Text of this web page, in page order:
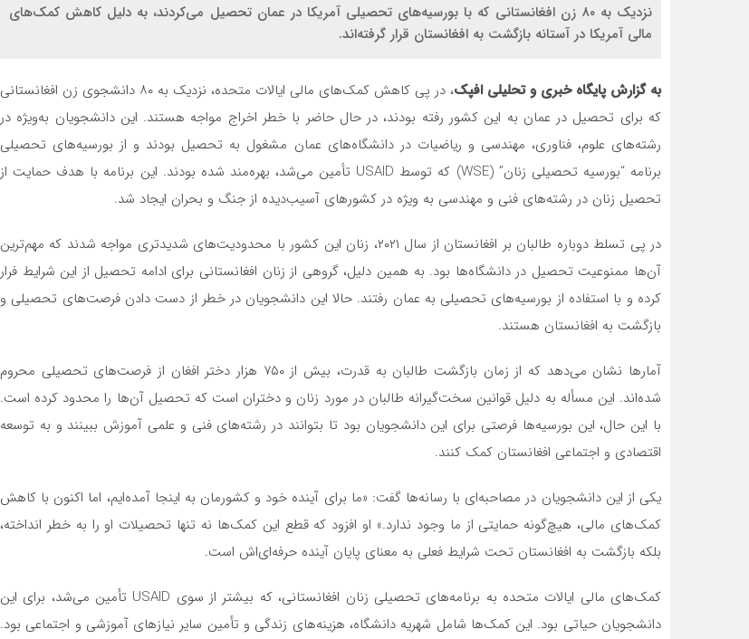
نزدیک به ۸۰ زن افغانستانی که با بورسیه‌های تحصیلی آمریکا در عمان تحصیل می‌کردند، به دلیل کاهش کمک‌های
مالی آمریکا در آستانه بازگشت به افغانستان قرار گرفته‌اند.
به گزارش پایگاه خبری و تحلیلی افپک
، در پی کاهش کمک‌های مالی ایالات متحده، نزدیک به ۸۰ دانشجوی زن افغانستانی
که برای تحصیل در عمان به این کشور رفته بودند، در حال حاضر با خطر اخراج مواجه هستند. این دانشجویان به‌ویژه در
رشته‌های علوم، فناوری، مهندسی و ریاضیات در دانشگاه‌های عمان مشغول به تحصیل بودند و از بورسیه‌های تحصیلی
برنامه “بورسیه تحصیلی زنان” (WSE) که توسط USAID تأمین می‌شد، بهره‌مند شده بودند. این برنامه با هدف حمایت از
تحصیل زنان در رشته‌های فنی و مهندسی به ویژه در کشورهای آسیب‌دیده از جنگ و بحران ایجاد شد.
در پی تسلط دوباره طالبان بر افغانستان از سال ۲۰۲۱، زنان این کشور با محدودیت‌های شدیدتری مواجه شدند که مهم‌ترین
آن‌ها ممنوعیت تحصیل در دانشگاه‌ها بود. به همین دلیل، گروهی از زنان افغانستانی برای ادامه تحصیل از این شرایط فرار
کرده و با استفاده از بورسیه‌های تحصیلی به عمان رفتند. حالا این دانشجویان در خطر از دست دادن فرصت‌های تحصیلی و
بازگشت به افغانستان هستند.
آمارها نشان می‌دهد که از زمان بازگشت طالبان به قدرت، بیش از ۷۵۰ هزار دختر افغان از فرصت‌های تحصیلی محروم
شده‌اند. این مسأله به دلیل قوانین سخت‌گیرانه طالبان در مورد زنان و دختران است که تحصیل آن‌ها را محدود کرده است.
با این حال، این بورسیه‌ها فرصتی برای این دانشجویان بود تا بتوانند در رشته‌های فنی و علمی آموزش ببینند و به توسعه
اقتصادی و اجتماعی افغانستان کمک کنند.
یکی از این دانشجویان در مصاحبه‌ای با رسانه‌ها گفت: «ما برای آینده خود و کشورمان به اینجا آمده‌ایم، اما اکنون با کاهش
کمک‌های مالی، هیچ‌گونه حمایتی از ما وجود ندارد.» او افزود که قطع این کمک‌ها نه تنها تحصیلات او را به خطر انداخته،
بلکه بازگشت به افغانستان تحت شرایط فعلی به معنای پایان آینده حرفه‌ای‌اش است.
کمک‌های مالی ایالات متحده به برنامه‌های تحصیلی زنان افغانستانی، که بیشتر از سوی USAID تأمین می‌شد، برای این
دانشجویان حیاتی بود. این کمک‌ها شامل شهریه دانشگاه، هزینه‌های زندگی و تأمین سایر نیازهای آموزشی و اجتماعی بود.